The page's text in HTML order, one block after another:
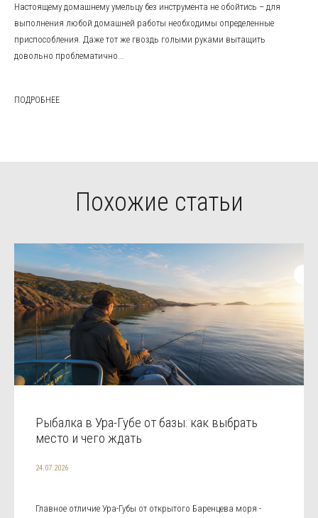
Настоящему домашнему умельцу без инструмента не обойтись – для
выполнения любой домашней работы необходимы определенные
приспособления. Даже тот же гвоздь голыми руками вытащить
довольно проблематично...
ПОДРОБНЕЕ
Похожие статьи
Рыбалка в Ура-Губе от базы: как выбрать
место и чего ждать
24.07.2026
Главное отличие Ура-Губы от открытого Баренцева моря -